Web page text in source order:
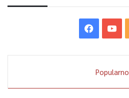
Popularno